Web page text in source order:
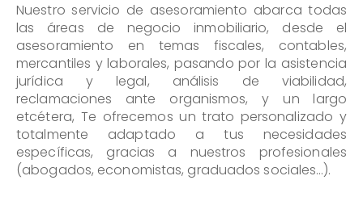
Nuestro servicio de asesoramiento abarca todas
las áreas de negocio inmobiliario, desde el
asesoramiento en temas fiscales, contables,
mercantiles y laborales, pasando por la asistencia
jurídica y legal, análisis de viabilidad,
reclamaciones ante organismos, y un largo
etcétera, Te ofrecemos un trato personalizado y
totalmente adaptado a tus necesidades
específicas, gracias a nuestros profesionales
(abogados, economistas, graduados sociales…).